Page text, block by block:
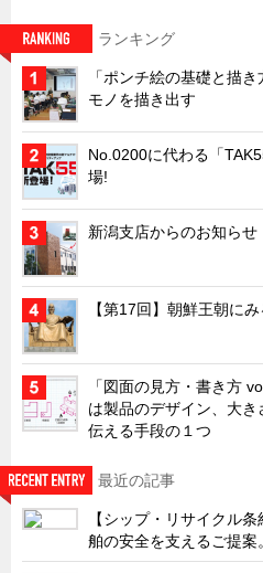
ズバッとお悩み解決 テクニカル Q
瀧源点回帰
光る技術！未来へのモノづくり
ちょっとユニークなお客様
ビジサスニュース
ECOLOGY NEWS SCRAMBLE
わが街わが支店
支店所在地（歴史探訪）
ニッポン再発見
あれこれWATCH
こんなとき、どう言うの?
CATEGORY タキゲンinfo.
お知らせ
展示会情報／出展告知
ランキング
「ポンチ絵の基礎と描
モノを描き出す
No.0200に代わる「
場!
新潟支店からのお知らせ
【第17回】朝鮮王朝に
「図面の見方・書き方
は製品のデザイン、大
伝える手段の１つ
最近の記事
【シップ・リサイクル
舶の安全を支えるご提案。